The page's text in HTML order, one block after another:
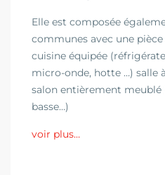
Elle est composée
communes avec une pièce
cuisine équipée
micro-onde, hotte …) salle
salon entièrement meublé
basse…)
voir plus…